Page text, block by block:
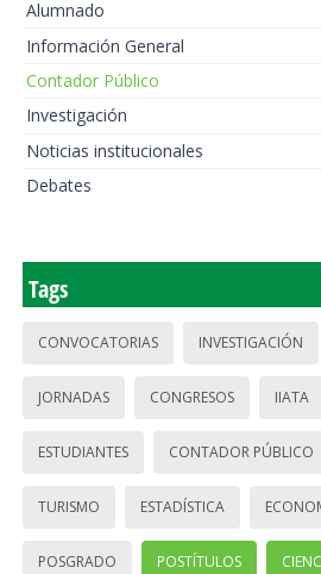
Alumnado
Información General
Contador Público
Investigación
Noticias institucionales
Debates
Tags
CONVOCATORIAS INVESTIGACIÓN
JORNADAS CONGRESOS IIATA
ESTUDIANTES CONTADOR PÚBLICO
TURISMO ESTADÍSTICA
POSGRADO POSTÍTULOS